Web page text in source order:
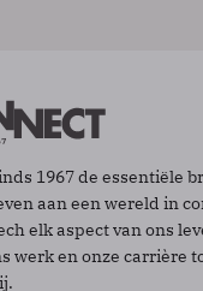
1967 de essentiële
aan een wereld in
elk aspect van ons
werk en onze carrière